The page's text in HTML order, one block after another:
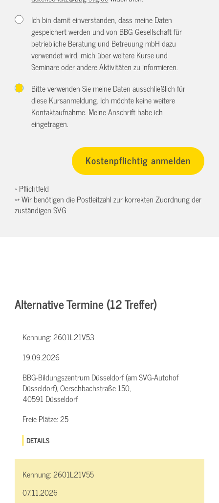
Ich bin damit einverstanden, dass meine Daten
gespeichert werden und von BBG Gesellschaft für
betriebliche Beratung und Betreuung mbH dazu
verwendet wird, mich über weitere Kurse und
Seminare oder andere Aktivitäten zu informieren.
Bitte verwenden Sie meine Daten ausschließlich für
diese Kursanmeldung. Ich möchte keine weitere
Kontaktaufnahme. Meine Anschrift habe ich
eingetragen.
* Pflichtfeld
** Wir benötigen die Postleitzahl zur korrekten Zuordnung der
zuständigen SVG
Alternative Termine (12 Treffer)
Kennung:2601L21V53
19.09.2026
BBG-Bildungszentrum Düsseldorf (am SVG-Autohof
Düsseldorf), Oerschbachstraße 150,
40591 Düsseldorf
Freie Plätze:25
DETAILS
Kennung:2601L21V55
07.11.2026